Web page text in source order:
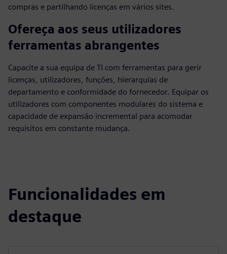
compras e partilhando licenças em vários sites.
Ofereça aos seus utilizadores
ferramentas abrangentes
Capacite a sua equipa de TI com ferramentas para gerir
licenças, utilizadores, funções, hierarquias de
departamento e conformidade do fornecedor. Equipar os
utilizadores com componentes modulares do sistema e
capacidade de expansão incremental para acomodar
requisitos em constante mudança.
Funcionalidades em
destaque